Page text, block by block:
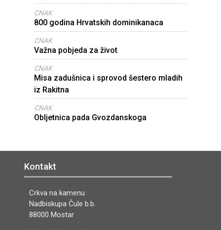
CNAK
800 godina Hrvatskih dominikanaca
CNAK
Važna pobjeda za život
CNAK
Misa zadušnica i sprovod šestero mladih
iz Rakitna
CNAK
Obljetnica pada Gvozdanskoga
Kontakt
Crkva na kamenu
Nadbiskupa Čule b.b.
88000 Mostar